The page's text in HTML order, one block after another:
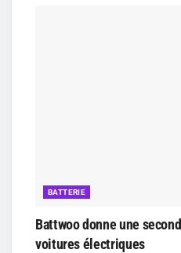
BATTERIE
Battwoo donne une
voitures électriques